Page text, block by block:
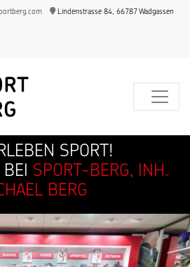
Lindenstrasse 84, 66787 Wadgassen
SPORT!
SPORT-BERG, INH.
BERG